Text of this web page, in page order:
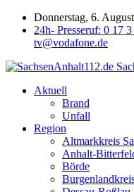
Donnerstag, 6.
24h- Presseruf: 0 17
tv@vodafone.de
Aktuell
Brand
Unfall
Region
Altmarkkreis
Anhalt-
Börde